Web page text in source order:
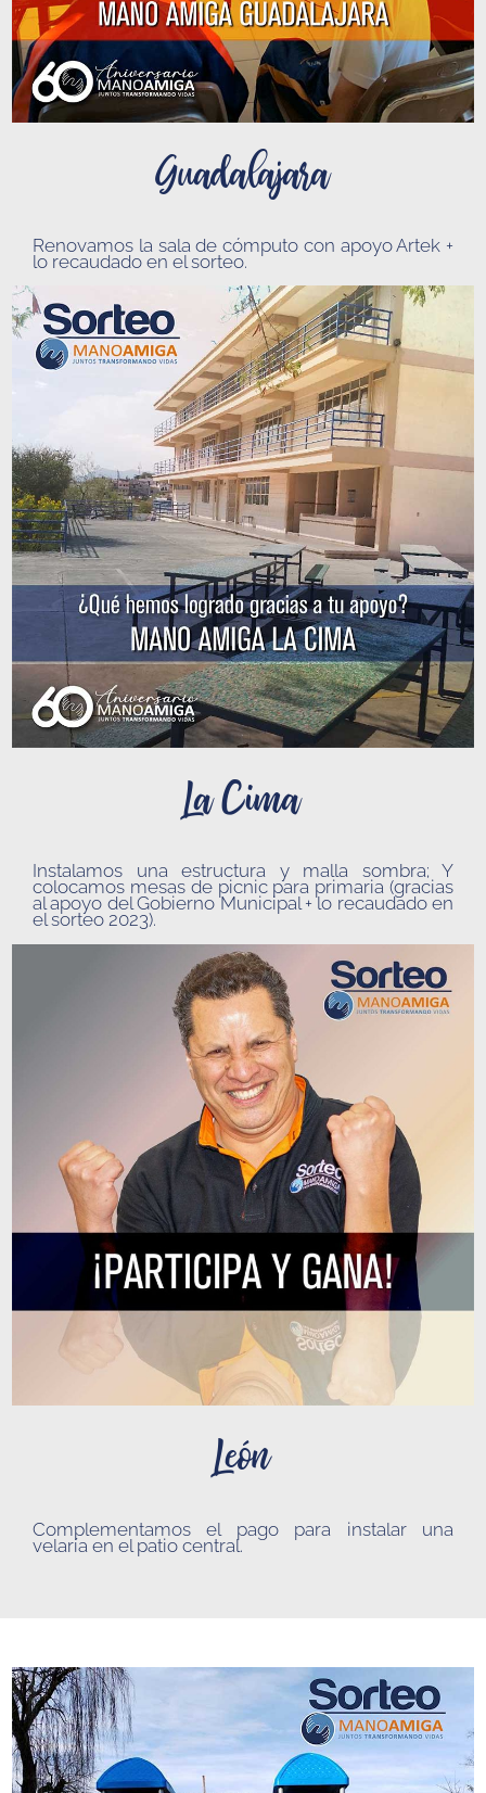
Guadalajara
Renovamos la sala de cómputo con apoyo Artek +
lo recaudado en el sorteo.
La Cima
Instalamos unaestructura y malla sombra; Y
colocamos mesas de picnicpara primaria (gracias
al apoyo del Gobierno Municipal +lo recaudado en
el sorteo 2023).
León
Complementamos el pago para instalar una
velaría en el patio central.